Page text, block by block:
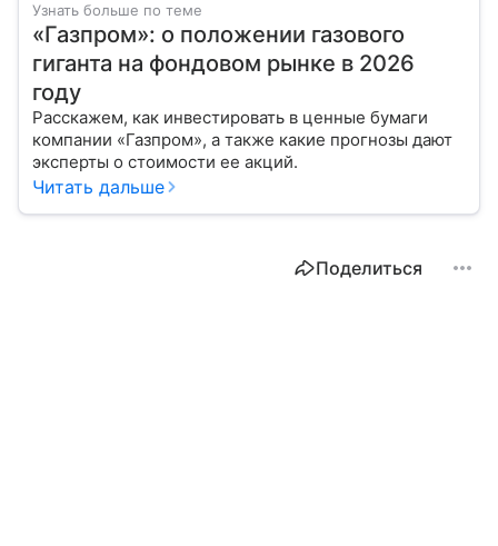
Узнать больше по теме
«Газпром»: о положении газового
гиганта на фондовом рынке в 2026
году
Расскажем, как инвестировать в ценные бумаги
компании «Газпром», а также какие прогнозы дают
эксперты о стоимости ее акций.
Читать дальше
Поделиться